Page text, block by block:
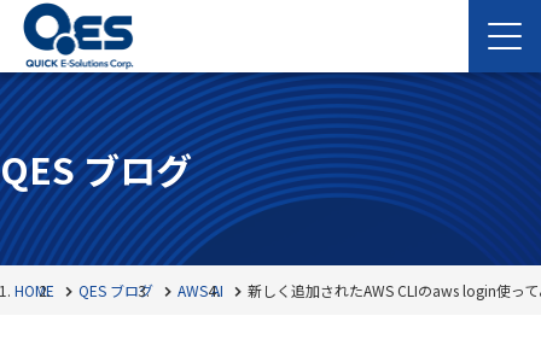
QES ブログ
HOME QES ブログ AWSAI 新しく追加されたAWS CLIのaws login使っ